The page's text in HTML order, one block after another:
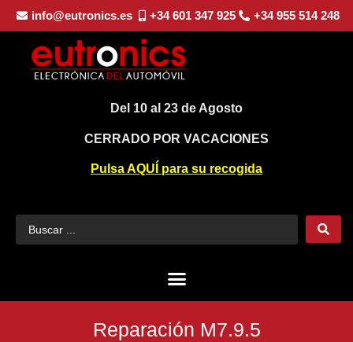
info@eutronics.es +34 601 347 925 +34 955 514 248
Del 10 al 23 de Agosto
CERRADO POR VACACIONES
Pulsa AQUÍ para su recogida
Reparación M7.9.5